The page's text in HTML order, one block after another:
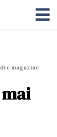
magazine